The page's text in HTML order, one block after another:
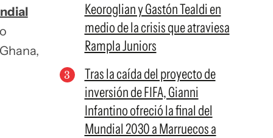
Keoroglian y Gastón Tealdi en
medio de la crisis que atraviesa
Rampla Juniors
Tras la caída del proyecto de
inversión de FIFA, Gianni
Infantino ofreció la final del
Mundial 2030 a Marruecos a